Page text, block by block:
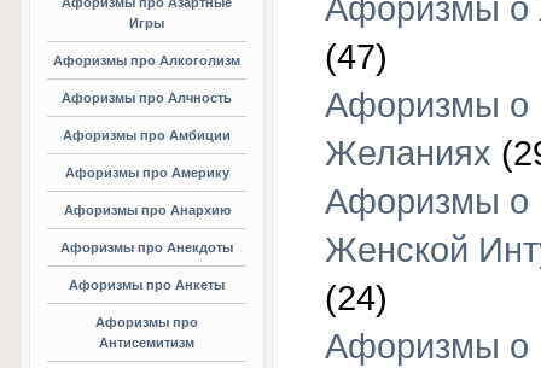
Игры
Афоризмы про Алкоголизм
Афоризмы про Алчность
Афоризмы про Амбиции
Афоризмы про Америку
Афоризмы про Анархию
Афоризмы про Анекдоты
Афоризмы про Анкеты
Афоризмы про
Антисемитизм
Афоризмы
(47)
Афоризмы о
Желаниях
Афоризмы о
Женской
(24)
Афоризмы о